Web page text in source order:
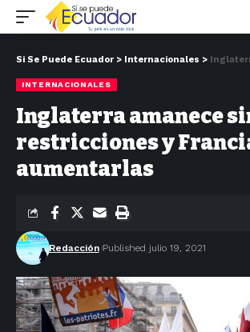
Si Se Puede Ecuador > Internacionales > Inglaterra amanece
INTERNACIONALES
Inglaterra amanece
restricciones y
aumentarlas
Redacción Published julio 19, 2021